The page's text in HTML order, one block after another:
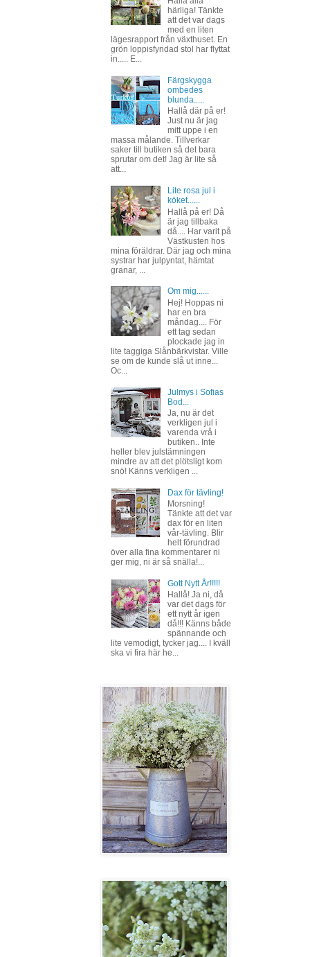
härliga! Tänkte
att det var dags
med en liten
lägesrapport från växthuset. En
grön loppisfyndad stol har flyttat
in..... E...
Färgskygga
ombedes
blunda.....
Hallå där på er!
Just nu är jag
mitt uppe i en
massa målande. Tillverkar
saker till butiken så det bara
sprutar om det! Jag är lite så
att...
Lite rosa jul i
köket......
Hallå på er! Då
är jag tillbaka
då.... Har varit på
Västkusten hos
mina föräldrar. Där jag och mina
systrar har julpyntat, hämtat
granar, ...
Om mig......
Hej! Hoppas ni
har en bra
måndag.... För
ett tag sedan
plockade jag in
lite taggiga Slånbärkvistar. Ville
se om de kunde slå ut inne...
Oc...
Julmys i Sofias
Bod...
Ja, nu är det
verkligen jul i
varenda vrå i
butiken.. Inte
heller blev julstämningen
mindre av att det plötsligt kom
snö! Känns verkligen ...
Dax för tävling!
Morsning!
Tänkte att det var
dax för en liten
vår-tävling. Blir
helt förundrad
över alla fina kommentarer ni
ger mig, ni är så snälla!...
Gott Nytt År!!!!!
Hallå! Ja ni, då
var det dags för
ett nytt år igen
då!!! Känns både
spännande och
lite vemodigt, tycker jag.... I kväll
ska vi fira här he...